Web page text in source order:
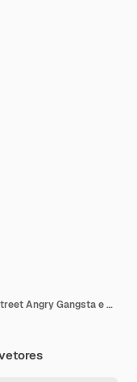
Ilustração de personagens da série Street Angry Gangsta e Mafia